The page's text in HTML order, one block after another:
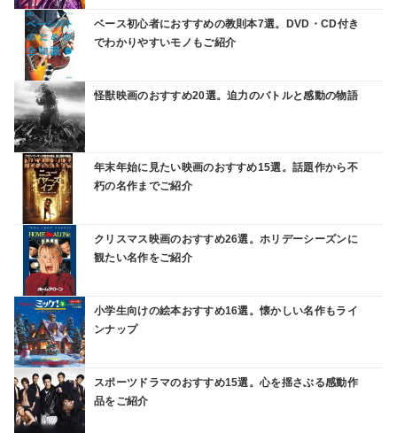
ベース初心者におすすめの教則本7選。DVD・CD付き
でわかりやすいモノもご紹介
怪獣映画のおすすめ20選。迫力のバトルと感動の物語
年末年始に見たい映画のおすすめ15選。話題作から不
朽の名作までご紹介
クリスマス映画のおすすめ26選。ホリデーシーズンに
観たい名作をご紹介
小学生向けの絵本おすすめ16選。懐かしい名作もライ
ンナップ
スポーツドラマのおすすめ15選。心を揺さぶる感動作
品をご紹介